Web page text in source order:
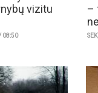
vizitu
08:50
–